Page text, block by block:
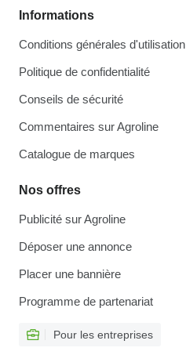
Informations
Conditions générales d'utilisation
Politique de confidentialité
Conseils de sécurité
Commentaires sur Agroline
Catalogue de marques
Nos offres
Publicité sur Agroline
Déposer une annonce
Placer une bannière
Programme de partenariat
Pour les entreprises